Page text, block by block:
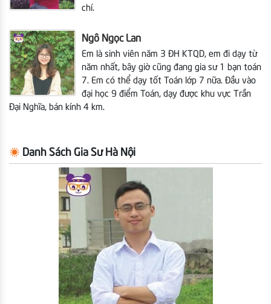
chí.
Ngô Ngọc Lan
Em là sinh viên năm 3 ĐH KTQD, em đi dạy từ
năm nhất, bây giờ cũng đang gia sư 1 bạn toán
7. Em có thể dạy tốt Toán lớp 7 nữa. Đầu vào
đại học 9 điểm Toán, dạy được khu vực Trần
Đại Nghĩa, bán kính 4 km.
Danh Sách Gia Sư Hà Nội